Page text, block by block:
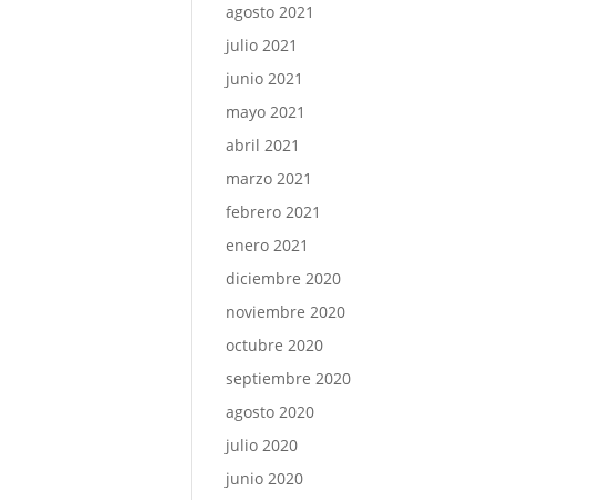
agosto 2021
julio 2021
junio 2021
mayo 2021
abril 2021
marzo 2021
febrero 2021
enero 2021
diciembre 2020
noviembre 2020
octubre 2020
septiembre 2020
agosto 2020
julio 2020
junio 2020